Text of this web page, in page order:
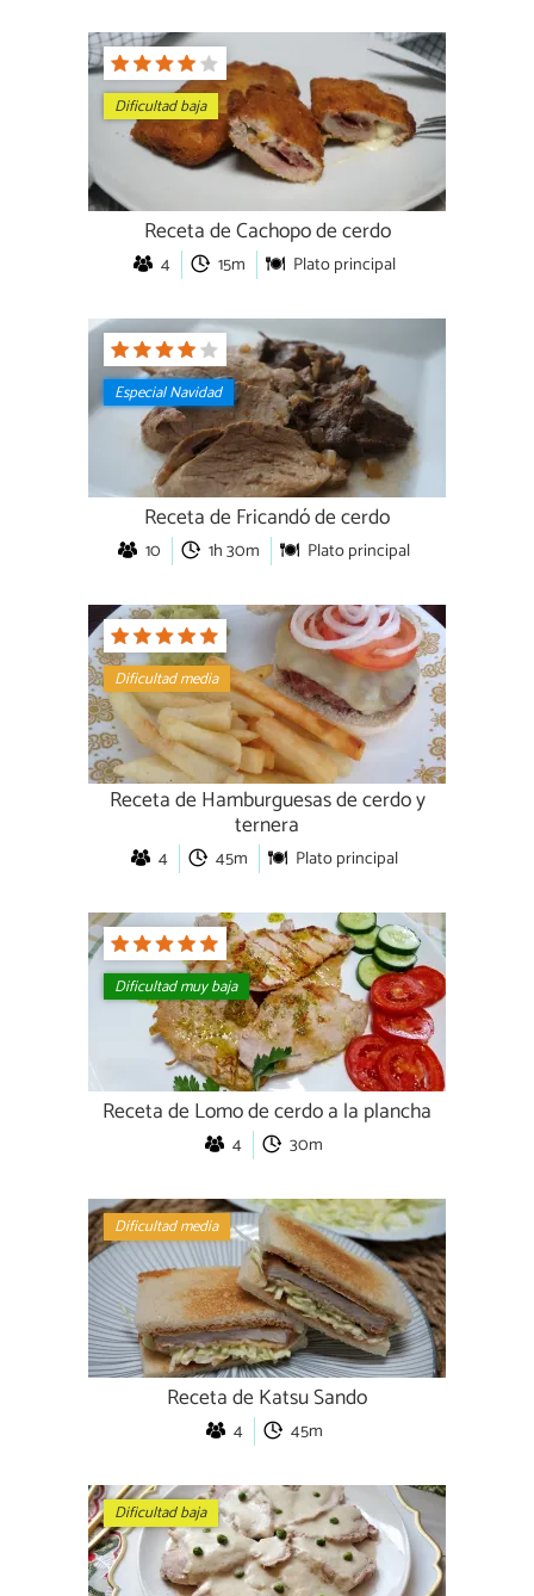
Dificultad baja
Receta de Cachopo de cerdo
4 15m Plato principal
Especial Navidad
Receta de Fricandó de cerdo
10 1h 30m Plato principal
Dificultad media
Receta de Hamburguesas de cerdo y
ternera
4 45m Plato principal
Dificultad muy baja
Receta de Lomo de cerdo a la plancha
4 30m
Dificultad media
Receta de Katsu Sando
4 45m
Dificultad baja